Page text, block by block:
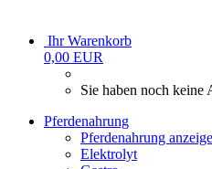
Ihr Warenkorb
0,00 EUR
Sie haben noch
Pferdenahrung
Pferdenahrung
Elektrolyt